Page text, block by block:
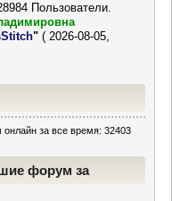
Пользователи.
" ( 2026-08-05,
онлайн за все время: 32403
форум за